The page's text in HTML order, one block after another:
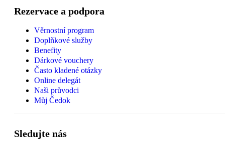
Rezervace a podpora
Věrnostní program
Doplňkové služby
Benefity
Dárkové vouchery
Často kladené otázky
Online delegát
Naši průvodci
Můj Čedok
Sledujte nás